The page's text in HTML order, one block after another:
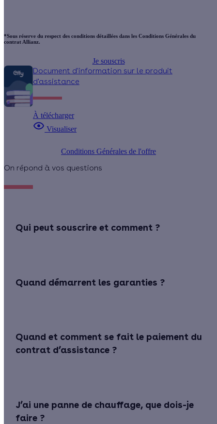
*Sous réserve du respect des conditions détaillées dans les Conditions Générales du
contrat Allianz.
Je souscris
Document d'information sur le produit
d'assistance
À télécharger
Visualiser
Conditions Générales de l'offre
On répond à vos questions
Qui peut souscrire et comment ?
Quand démarrent les garanties ?
Quand et comment se fait le paiement du
contrat d’assistance ?
J’ai une panne de chauffage, que dois-je
faire ?